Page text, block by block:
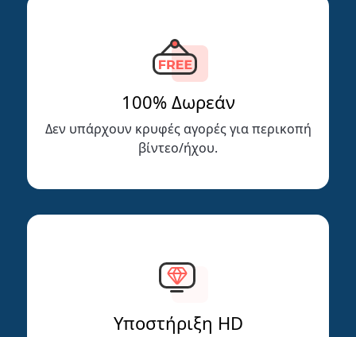
100% Δωρεάν
Δεν υπάρχουν κρυφές αγορές για περικοπή
βίντεο/ήχου.
Υποστήριξη HD